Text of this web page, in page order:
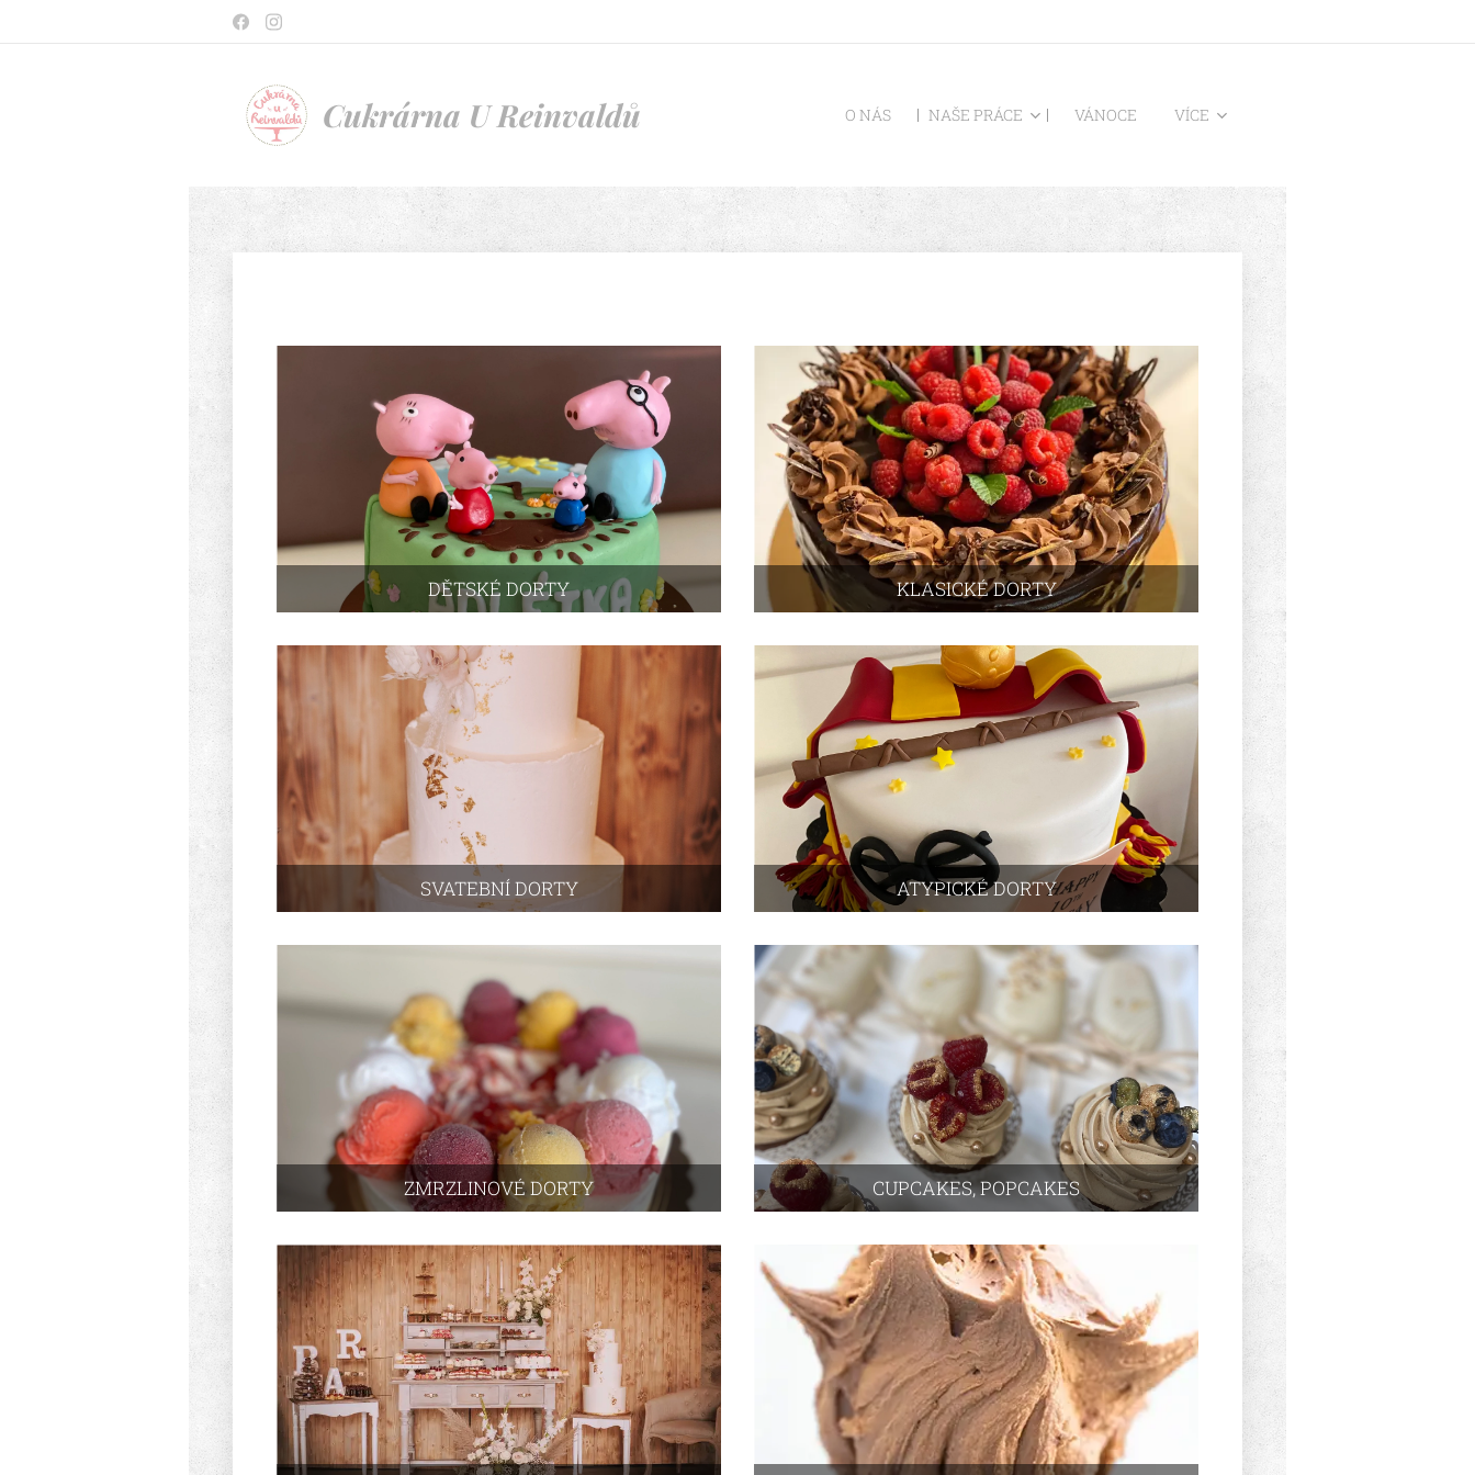
Cukrárna U Reinvaldů O NÁS NAŠE PRÁCE VÁNOCE VÍCE
DĚTSKÉ DORTY KLASICKÉ DORTY
SVATEBNÍ DORTY ATYPICKÉ DORTY
ZMRZLINOVÉ DORTY CUPCAKES, POPCAKES